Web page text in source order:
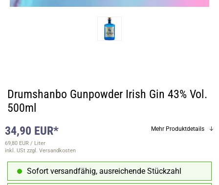
Drumshanbo Gunpowder Irish Gin 43% Vol.
500ml
34,90 EUR*
69,80 EUR / Liter
inkl. USt zzgl. Versandkosten
Mehr Produktdetails
Sofort versandfähig, ausreichende Stückzahl